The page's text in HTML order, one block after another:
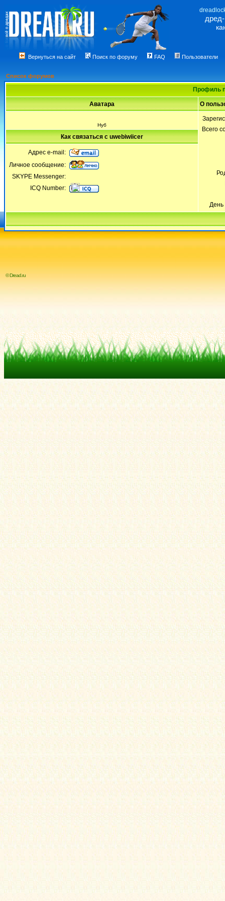
Вернуться на сайт Поиск по форуму FAQ Пользователи
Список форумов
Профиль
Аватара О
Нуб
Всего
День
Как связаться с uwebiwiicer
Адрес e-mail:
Личное сообщение:
SKYPE Messenger:
ICQ Number:
© Dread.ru